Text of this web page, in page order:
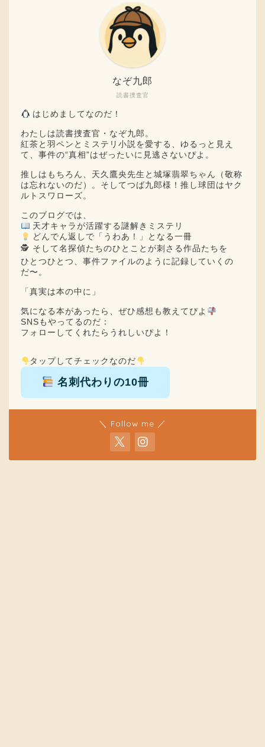
読書捜査官
なぞ九郎
はじめましてなのだ！
わたしは読書捜査官・なぞ九郎。
紅茶と羽ペンとミステリ小説を愛する、ゆるっと見え
て、事件の“真相”はぜったいに見逃さないぴよ。
推しはもちろん、天久鷹央先生と城塚翡翠ちゃん（敬称
は忘れないのだ）。そしてつば九郎様！推し球団はヤク
ルトスワローズ。
このブログでは、
天才キャラが活躍する謎解きミステリ
どんでん返しで「うわあ！」となる一冊
🕵️ そして名探偵たちのひとことが刺さる作品たちを
ひとつひとつ、事件ファイルのように記録していくの
だ〜。
「真実は本の中に」
気になる本があったら、ぜひ感想も教えてぴよ
SNSもやってるのだ：
フォローしてくれたらうれしいぴよ！
タップしてチェックなのだ
名刺代わりの10冊
＼ Follow me ／